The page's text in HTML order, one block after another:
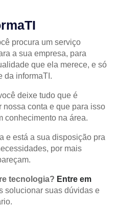
procura um serviço
a sua empresa, para
que ela merece, e só
da informaTI.
deixe tudo que é
conta e que para isso
conhecimento na área.
e está a sua disposição pra
por mais
tecnologia? Entre em
solucionar suas dúvidas e